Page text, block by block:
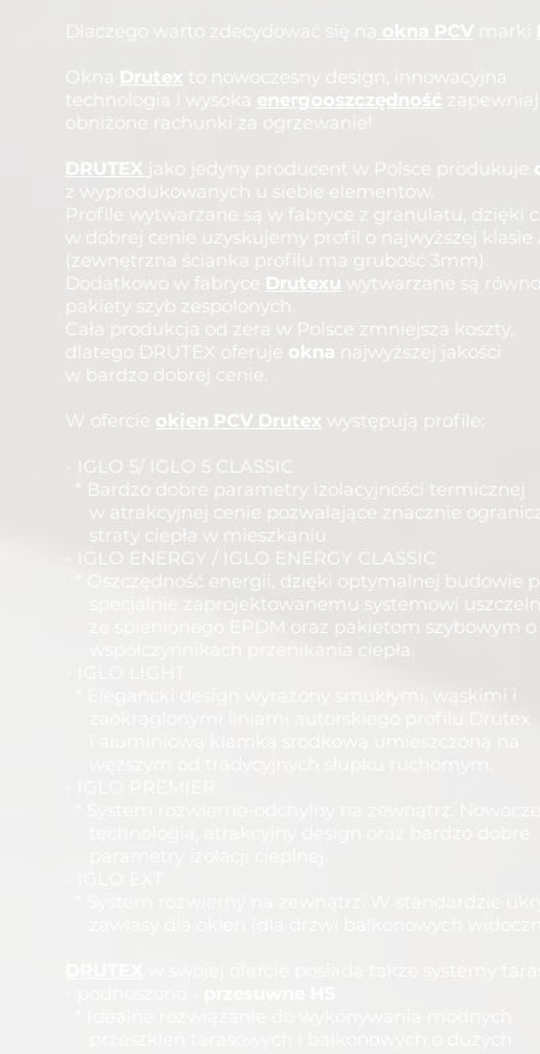
Dlaczego warto zdecydować się na okna PCV marki
Okna Drutex to nowoczesny design, innowacyjna
technologia
i wysoka energooszczędność
obniżone rachunki za ogrzewanie!
DRUTEX jako jedyny producent w Polsce produkuje
z wyprodukowanych u siebie elementów.
Profile wytwarzane są w fabryce z granulatu, dzięki
w dobrej cenie uzyskujemy profil o najwyższej klasie
(zewnętrzna ścianka profilu ma grubość 3mm).
Dodatkowo w fabryce Drutexu wytwarzane są
pakiety szyb zespolonych.
Cała produkcja od zera w Polsce zmniejsza koszty,
dlatego DRUTEX oferuje okna najwyższej jakości
w bardzo dobrej cenie.
W ofercie okien PCV Drutex występują profile:
- IGLO 5/ IGLO 5 CLASSIC
* Bardzo dobre parametry izolacyjności termicznej
w atrakcyjnej cenie pozwalające znacznie
straty ciepła w mieszkaniu
- IGLO ENERGY / IGLO ENERGY CLASSIC
* Oszczędność energii, dzięki optymalnej budowie
specjalnie zaprojektowanemu systemowi
ze spienionego EPDM oraz pakietom szybowym
współczynnikach przenikania ciepła.
* Elegancki design wyrażony smukłymi, wąskimi i
zaokrąglonymi liniami autorskiego profilu Drutex